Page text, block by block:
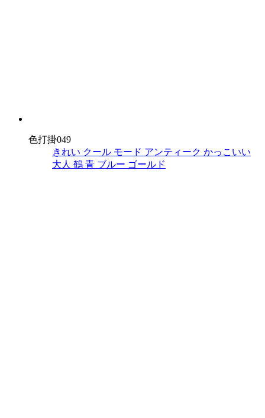
色打掛049
きれい クール モード アンティーク かっこいい
大人 鶴 青 ブルー ゴールド